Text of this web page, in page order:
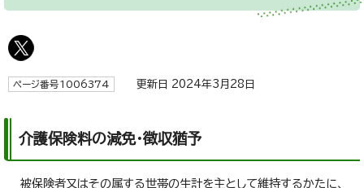
ページ番号1006374 更新日 2024年3月28日
介護保険料の減免・徴収猶予
被保険者又はその属する世帯の生計を主として維持するかたに、